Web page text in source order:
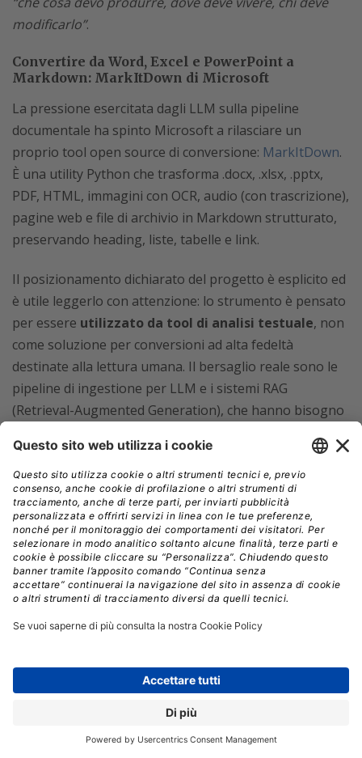
modificarlo”.
Convertire da Word, Excel e PowerPoint a
Markdown: MarkItDown di Microsoft
La pressione esercitata dagli LLM sulla pipeline
documentale ha spinto Microsoft a rilasciare un
proprio tool open source di conversione: MarkItDown.
È una utility Python che trasforma .docx, .xlsx, .pptx,
PDF, HTML, immagini con OCR, audio (con trascrizione),
pagine web e file di archivio in Markdown strutturato,
preservando heading, liste, tabelle e link.
Il posizionamento dichiarato del progetto è esplicito ed
è utile leggerlo con attenzione: lo strumento è pensato
per essere utilizzato da tool di analisi testuale, non
come soluzione per conversioni ad alta fedeltà
destinate alla lettura umana. Il bersaglio reale sono le
pipeline di ingestione per LLM e i sistemi RAG
(Retrieval-Augmented Generation), che hanno bisogno
e leggibile dai modelli.
MarkItDown integra inoltre un serverMCP (Model
Context Protocol)che permette ad assistenti AI come
Claude Desktopdi richiamarlo direttamente per
convertire documenti durante una conversazione.
Vale la pena segnalare una critica documentata che il
progetto ha ricevuto da parte della community
wrapper attorno a librerie di terze parti già esistenti, in
mammothper i file Word e
spreadsheet, invece di sfruttare la conoscenza interna